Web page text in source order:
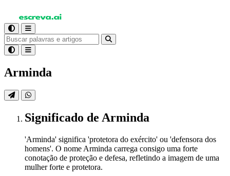
Arminda
Significado de Arminda
'Arminda' significa 'protetora do exército' ou 'defensora dos
homens'. O nome Arminda carrega consigo uma forte
conotação de proteção e defesa, refletindo a imagem de uma
mulher forte e protetora.